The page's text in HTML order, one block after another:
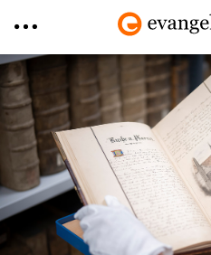
Direkt
zum
Inhalt